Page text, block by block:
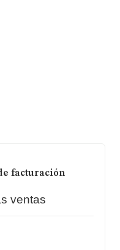
facturación
ventas